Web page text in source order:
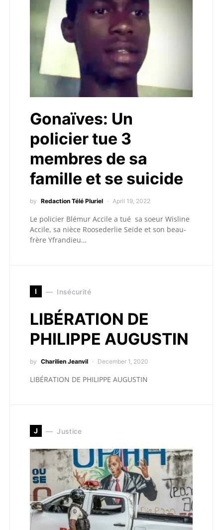
Gonaïves: Un
policier tue 3
membres de sa
famille et se suicide
by Redaction Télé Pluriel April 19, 2022
Le policier Blémur Accile a tué sa soeur Wisline
Accile, sa nièce Roosederlie Seïde et son beau-
frère Yfrandieu…
I Insécurité
LIBÉRATION DE
PHILIPPE AUGUSTIN
by Charilien Jeanvil December 1, 2020
LIBÉRATION DE PHILIPPE AUGUSTIN
J Justice